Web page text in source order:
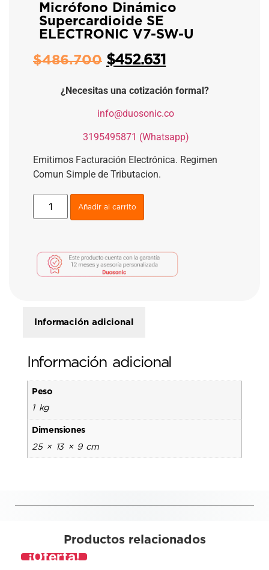
Micrófono Dinámico
Supercardioide SE
ELECTRONIC V7-SW-U
$486.700 $452.631
¿Necesitas una cotización formal?
info@duosonic.co
3195495871 (Whatsapp)
Emitimos Facturación Electrónica. Regimen
Comun Simple de Tributacion.
Añadir al carrito
Información adicional
Información adicional
Peso
1 kg
Dimensiones
25 × 13 × 9 cm
Productos relacionados
¡Oferta!